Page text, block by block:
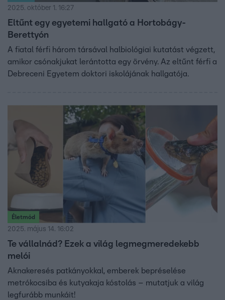
2025. október 1. 16:27
Eltűnt egy egyetemi hallgató a Hortobágy-
Berettyón
A fiatal férfi három társával halbiológiai kutatást végzett,
amikor csónakjukat lerántotta egy örvény. Az eltűnt férfi a
Debreceni Egyetem doktori iskolájának hallgatója.
Életmód
2025. május 14. 16:02
Te vállalnád? Ezek a világ legmegmeredekebb
melói
Aknakeresés patkányokkal, emberek bepréselése
metrókocsiba és kutyakaja kóstolás – mutatjuk a világ
legfurább munkáit!